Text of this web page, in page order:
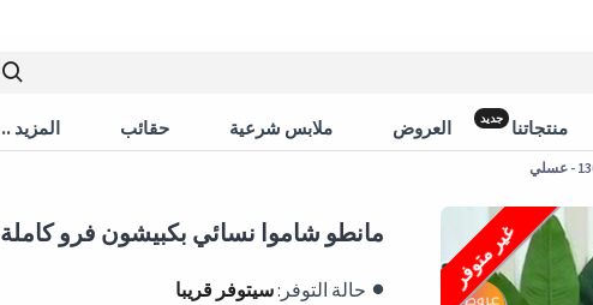
منتجاتنا جديد العروض ملابس شرعية حقائب المزيد ..
غير متوفر مانطو شاموا نسائي بكبيشون فرو كاملة 1362 - عسلي
حالة التوفر:سيتوفر قريبا